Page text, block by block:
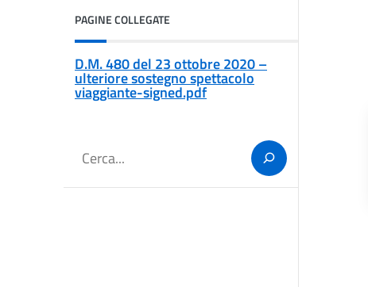
PAGINE COLLEGATE
D.M. 480 del 23 ottobre 2020 –
ulteriore sostegno spettacolo
viaggiante-signed.pdf
Cerca